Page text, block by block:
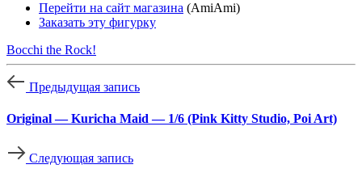
Перейти на сайт магазина (AmiAmi)
Заказать эту фигурку
Bocchi the Rock!
Предыдущая запись
Original — Kuricha Maid — 1/6 (Pink Kitty Studio, Poi Art)
Следующая запись